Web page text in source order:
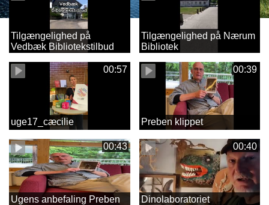
Tilgængelighed på
Vedbæk Bibliotekstilbud
Tilgængelighed på Nærum
Bibliotek
00:57
uge17_cæcilie
00:39
Preben klippet
00:43
Ugens anbefaling Preben
00:40
Dinolaboratoriet